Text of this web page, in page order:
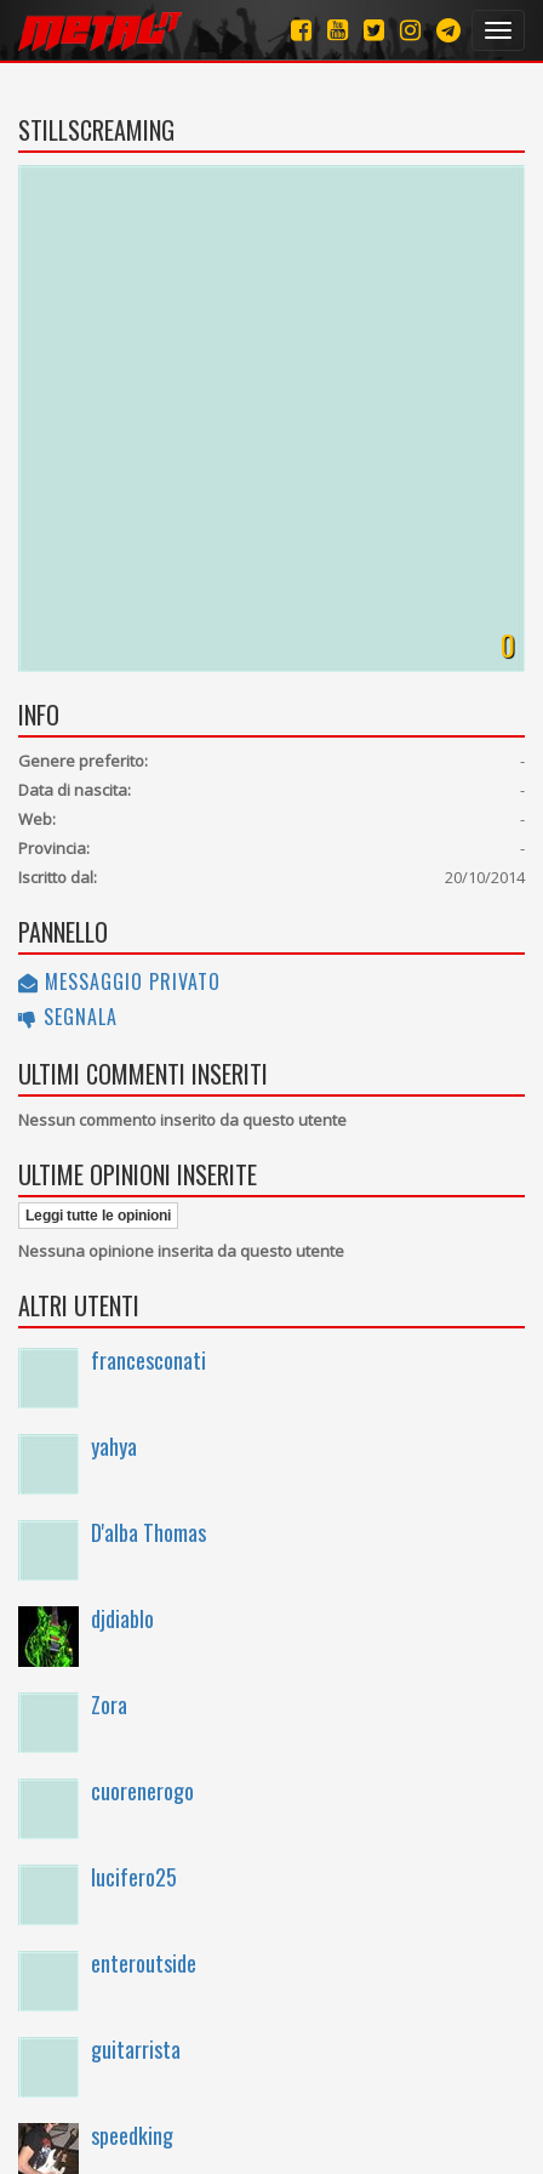
STILLSCREAMING
0
INFO
Genere preferito:
-
Data di nascita:
-
Web:
-
Provincia:
-
Iscritto dal:
20/10/2014
PANNELLO
MESSAGGIO PRIVATO
SEGNALA
ULTIMI COMMENTI INSERITI
Nessun commento inserito da questo utente
ULTIME OPINIONI INSERITE
Leggi tutte le opinioni
Nessuna opinione inserita da questo utente
ALTRI UTENTI
francesconati
yahya
D'alba Thomas
djdiablo
Zora
cuorenerogo
lucifero25
enteroutside
guitarrista
speedking